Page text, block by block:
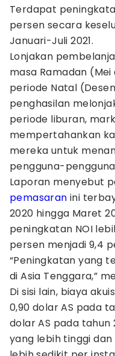
Terdapat
persen secara
Januari-Juli 2021.
Lonjakan
masa Ramadan
periode Natal
penghasilan
periode liburan,
mempertahankan
mereka untuk
pengguna-pengguna
Laporan menyebut
pemasaran ini
2020 hingga Maret
peningkatan NOI
persen menjadi 9,4
“Peningkatan yang
di Asia Tenggara,”
Di sisi lain, biaya
0,90 dolar AS pada
dolar AS pada tahun
yang lebih tinggi